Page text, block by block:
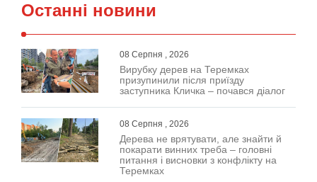
Останні новини
08 Серпня , 2026
Вирубку дерев на Теремках
призупинили після приїзду
заступника Кличка – почався діалог
08 Серпня , 2026
Дерева не врятувати, але знайти й
покарати винних треба – головні
питання і висновки з конфлікту на
Теремках